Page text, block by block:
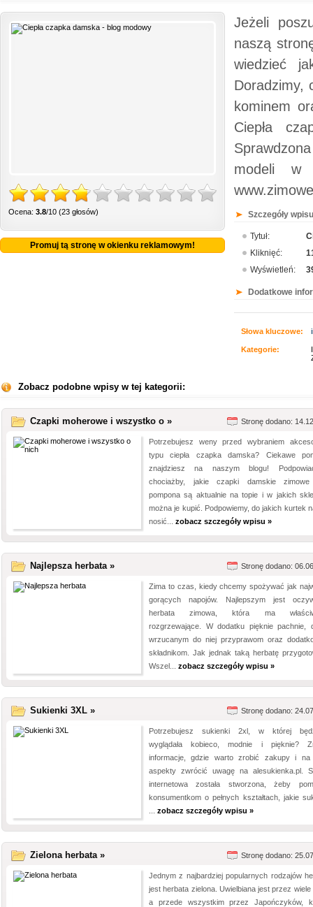
Ocena: 3.8/10 (23 głosów)
Promuj tą stronę w okienku reklamowym!
Jeżeli
naszą
wiedzieć
Doradzimy,
kominem
Ciepła
modeli w
Szczegóły
Tytuł:
Kliknięć:
Wyświetleń:
Dodatkowe
Słowa kluczowe:
Kategorie:
Zobacz podobne wpisy w tej kategorii:
Czapki moherowe i wszystko o » Stronę dodano:
Potrzebujesz weny przed wybraniem
typu ciepła czapka damska? Ciekawe
znajdziesz na naszym blogu!
chociażby, jakie czapki damskie
pompona są aktualnie na topie i w jakich
można je kupić. Podpowiemy, do jakich kurtek
nosić... zobacz szczegóły wpisu »
Najlepsza herbata » Stronę dodano:
Zima to czas, kiedy chcemy spożywać jak
gorących napojów. Najlepszym jest
herbata zimowa, która ma
rozgrzewające. W dodatku pięknie pachnie,
wrzucanym do niej przyprawom oraz
składnikom. Jak jednak taką herbatę
Wszel... zobacz szczegóły wpisu »
Sukienki 3XL » Stronę dodano:
Potrzebujesz sukienki 2xl, w której
wyglądała kobieco, modnie i pięknie?
informacje, gdzie warto zrobić zakupy i na
aspekty zwrócić uwagę na alesukienka.pl.
internetowa została stworzona, żeby
konsumentkom o pełnych kształtach, jakie
zobacz szczegóły wpisu »
Zielona herbata » Stronę dodano:
Jednym z najbardziej popularnych rodzajów
jest herbata zielona. Uwielbiana jest przez wiele
a przede wszystkim przez Japończyków,